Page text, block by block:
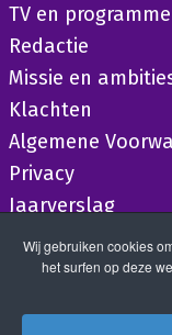
TV en
Redactie
Missie en
Klachten
Algemene
Privacy
Jaarverslag
Wij gebruiken cookies
het surfen op deze